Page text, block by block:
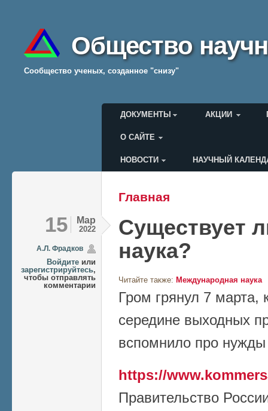
Общество
Cообщество ученых, созданное "снизу"
Главное меню
ДОКУМЕНТЫ АКЦИИ
О САЙТЕ
Меню пользователя
НОВОСТИ НАУЧНЫЙ
Вы здесь
Главная
15 Мар
2022
А.Л. Фрадков
Войдите или
зарегистрируйтесь,
чтобы отправлять
комментарии
Существует
наука?
Читайте также: Международная наука
Гром грянул 7 марта,
середине выходных
вспомнило про нужды
https://
Правительство